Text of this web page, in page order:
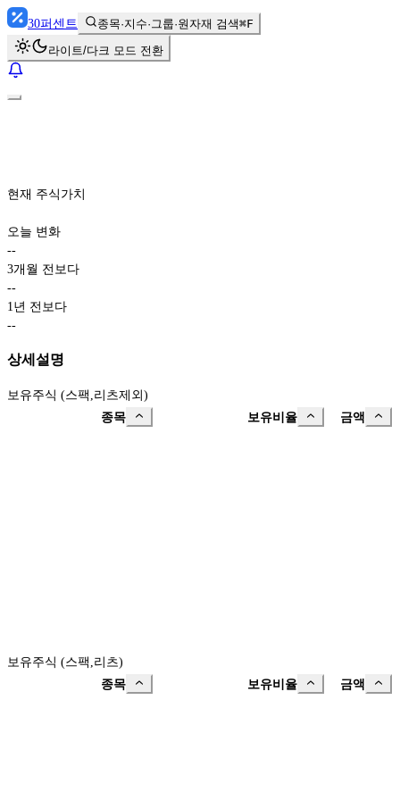
30퍼센트 종목·지수·그룹·원자재 검색⌘F
라이트/다크 모드 전환
현재 주식가치
오늘 변화
--
3개월 전보다
--
1년 전보다
--
상세설명
보유주식 (스팩,리츠제외)
종목
보유비율 금액
보유주식 (스팩,리츠)
종목
보유비율 금액